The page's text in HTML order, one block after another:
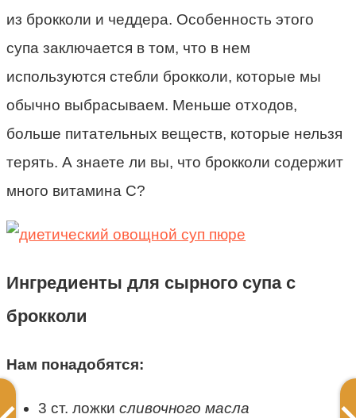
из брокколи и чеддера. Особенность этого
супа заключается в том, что в нем
используются стебли брокколи, которые мы
обычно выбрасываем. Меньше отходов,
больше питательных веществ, которые нельзя
терять. А знаете ли вы, что брокколи содержит
много витамина С?
Ингредиенты для сырного супа с
брокколи
Нам понадобятся:
3 ст. ложки сливочного масла